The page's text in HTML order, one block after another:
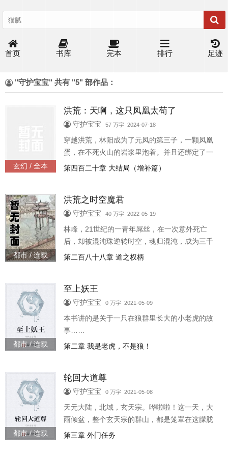
首页 书库 完本 排行 足迹
"守护宝宝" 共有 "5" 部作品：
玄幻 / 全本
洪荒：天啊，这只凤凰太苟了
守护宝宝 57 万字 2024-07-18
穿越洪荒，林阳成为了元凤的第三子，一颗凤凰
蛋，在不死火山的岩浆里泡着。并且还绑定了一
个神级选择系统的金手指。“叮，神级选择系统开
第四百二十章 大结局（增补篇）
都市 / 连载
洪荒之时空魔君
守护宝宝 40 万字 2022-05-19
林峰，21世纪的一青年屌丝，在一次意外死亡
后，却被混沌珠逆转时空，魂归混沌，成为三千
法则魔神之一的时间法则掌控者---天辰，为求生
劫，不断攀越道之巅峰，誓要证就不朽永恒！
第二百八十八章 道之权柄
都市 / 连载
至上妖王
守护宝宝 0 万字 2021-05-09
本书讲的是关于一只在狼群里长大的小老虎的故
事……
第二章 我是老虎，不是狼！
都市 / 连载
轮回大道尊
守护宝宝 0 万字 2021-05-08
天元大陆，北域，玄天宗。哗啦啦！这一天，大
雨倾盆，整个玄天宗的群山，都是笼罩在这朦胧
雨幕当中！
第三章 外门任务